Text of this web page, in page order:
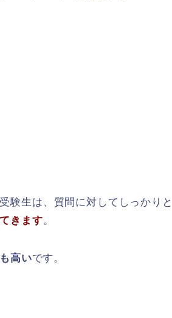
験生は、質問に対してしっかりと
きます。
高いです。